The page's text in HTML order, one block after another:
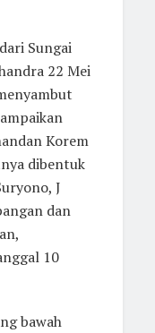
Sungai
22 Mei
Korem
dibentuk
J
dan
10
bawah